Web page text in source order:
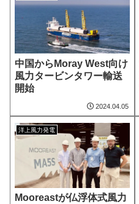
中国からMoray West向け
風力タービンタワー輸送
開始
2024.04.05
洋上風力発電
Mooreastが仏浮体式風力